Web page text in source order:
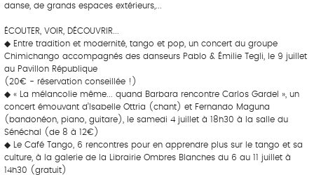
danse, de grands espaces extérieurs,...
ÉCOUTER, VOIR, DÉCOUVRIR...
◆ Entre tradition et modernité, tango et pop, un concert du groupe
Chimichango accompagnés des danseurs Pablo & Émilie Tegli, le 9 juillet
au Pavillon République
(20€ - réservation conseillée !)
◆ « La mélancolie même... quand Barbara rencontre Carlos Gardel », un
concert émouvant d’Isabelle Ottria (chant) et Fernando Maguna
(bandonéon, piano, guitare), le samedi 4 juillet à 18h30 à la salle du
Sénéchal (de 8 à 12€)
◆ Le Café Tango, 6 rencontres pour en apprendre plus sur le tango et sa
culture, à la galerie de la Librairie Ombres Blanches du 6 au 11 juillet à
14h30 (gratuit)